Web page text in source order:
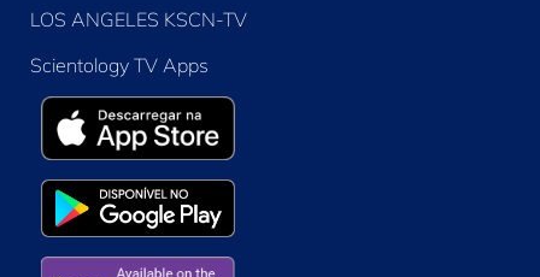
LOS ANGELES KSCN-TV
Scientology TV Apps